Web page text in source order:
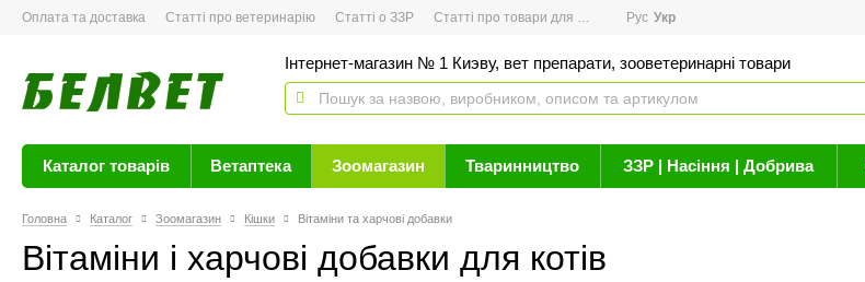
Оплата та доставка Статті про ветеринарію Статті о ЗЗР Статті про товари для здоров'я Новини
Рус Укр
Інтернет-магазин № 1 Киэву, вет препарати, зооветеринарні товари
Каталог товарів Ветаптека Зоомагазин Тваринництво ЗЗР | Насіння | Добрива
Головна Каталог Зоомагазин Кішки Вітаміни та харчові добавки
Вітаміни і харчові добавки для котів